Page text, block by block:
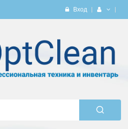
Вход